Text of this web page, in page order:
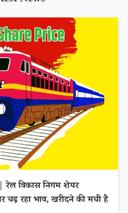
विकास निगम शेयर
चढ़ रहा भाव, खरीदने की मची है